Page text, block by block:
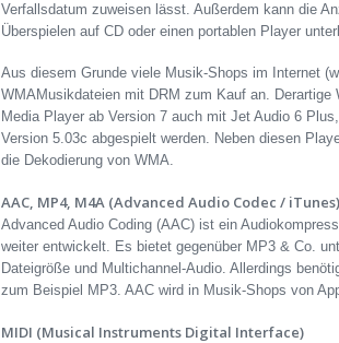
Verfallsdatum zuweisen lässt. Außerdem kann die
Überspielen auf CD oder einen portablen Player
Aus diesem Grunde viele Musik-Shops im Internet
WMAMusikdateien mit DRM zum Kauf an.
Media Player ab Version 7 auch mit Jet Audio 6
Version 5.03c abgespielt werden. Neben diesen
die Dekodierung von WMA.
AAC, MP4, M4A (Advanced Audio Codec / iTunes)
Advanced Audio Coding (AAC) ist ein
weiter entwickelt. Es bietet gegenüber MP3 & Co.
Dateigröße und Multichannel-Audio. Allerdings
zum Beispiel MP3. AAC wird in Musik-Shops von
MIDI (Musical Instruments Digital Interface)